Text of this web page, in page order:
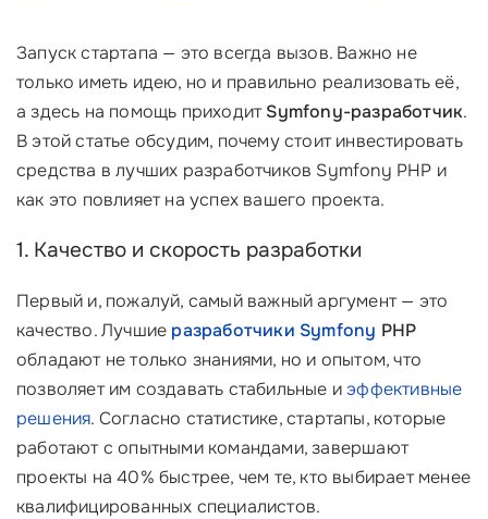
Запуск стартапа — это всегда вызов. Важно не
только иметь идею, но и правильно реализовать её,
а здесь на помощь приходитSymfony-разработчик.
В этой статье обсудим, почему стоит инвестировать
средства в лучших разработчиков Symfony PHP и
как это повлияет на успех вашего проекта.
1. Качество и скорость разработки
Первый и, пожалуй, самый важный аргумент — это
качество. Лучшие разработчики Symfony PHP
обладают не только знаниями, но и опытом, что
позволяет им создавать стабильные и эффективные
решения. Согласно статистике, стартапы, которые
работают с опытными командами, завершают
проекты на 40% быстрее, чем те, кто выбирает менее
квалифицированных специалистов.